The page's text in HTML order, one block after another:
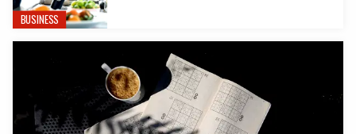
BUSINESS